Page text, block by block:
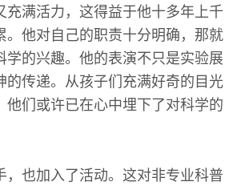
充满活力，这得益于他十多年上千
。他对自己的职责十分明确，那就
学的兴趣。他的表演不只是实验展
的传递。从孩子们充满好奇的目光
他们或许已在心中埋下了对科学的
，也加入了活动。这对非专业科普